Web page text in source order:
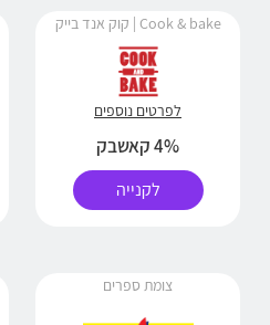
Cook & bake | קוק אנד בייק
לפרטים נוספים
4% קאשבק
לקנייה
צומת ספרים